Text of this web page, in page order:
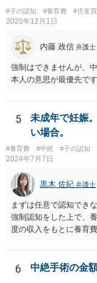
#子の認知 #養育費 #児童
2020年12月1日
内藤 政信 弁護士
強制はできませんが、
本人の意思が最優先です
5
未成年で妊娠
い場合。
#養育費 #中絶 #子の認知
2024年7月7日
黒木 佐紀 弁護士
まずは任意で認知でき
強制認知をした上で、
度の収入をもとに養育
育費の増額調停を起こ
手方が妊娠について話
料請求などもできる可
6 中絶手術の金